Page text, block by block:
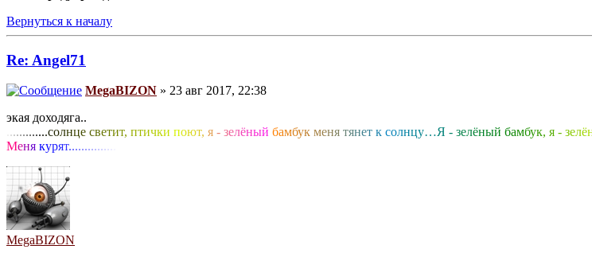
Вернуться к началу
Re: Angel71
MegaBIZON » 23 авг 2017, 22:38
экая доходяга..
............солнце светит, птички поют, я - зелёный бамбук меня тянет к солнцу…Я - зелёный бамбук, я - зелё
Меня курят.............
MegaBIZON